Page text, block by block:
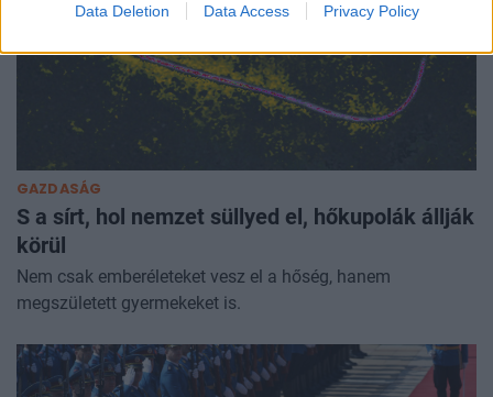
Data Deletion Data Access Privacy Policy
GAZDASÁG
S a sírt, hol nemzet süllyed el, hőkupolák állják
körül
Nem csak emberéleteket vesz el a hőség, hanem
megszületett gyermekeket is.